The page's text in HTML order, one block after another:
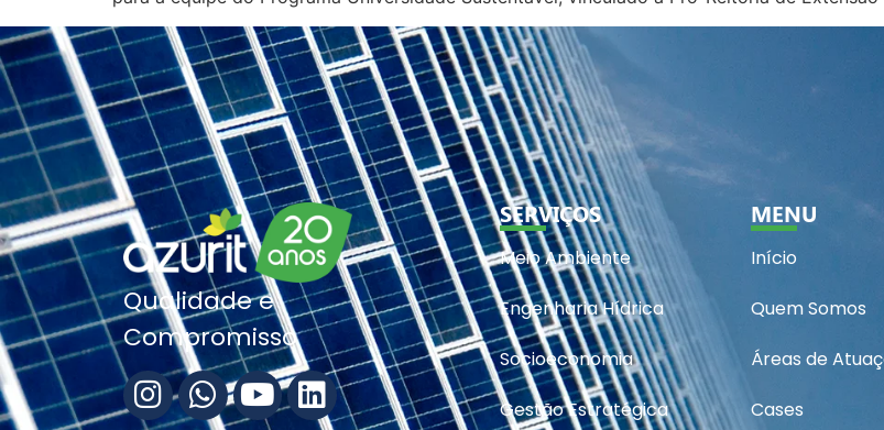
Qualidade e
Compromisso
SERVIÇOS
Meio Ambiente
Engenharia Hídrica
Socioeconomia
Gestão Estratégica
MENU
Início
Quem Somos
Áreas de
Cases